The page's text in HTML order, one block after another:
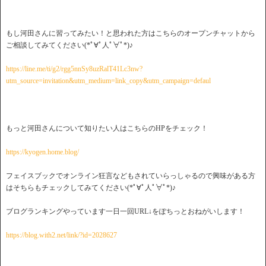
もし河田さんに習ってみたい！と思われた方はこちらのオープンチャットから
ご相談してみてください(*ﾟ∀ﾟ人ﾟ∀ﾟ*)♪
https://line.me/ti/g2/rgg5nnSy8uzRalT41Lc3nw?
utm_source=invitation&utm_medium=link_copy&utm_campaign=defaul
もっと河田さんについて知りたい人はこちらのHPをチェック！
https://kyogen.home.blog/
フェイスブックでオンライン狂言などもされていらっしゃるので興味がある方
はそちらもチェックしてみてください(*ﾟ∀ﾟ人ﾟ∀ﾟ*)♪
ブログランキングやっています一日一回URL↓をぽちっとおねがいします！
https://blog.with2.net/link/?id=2028627